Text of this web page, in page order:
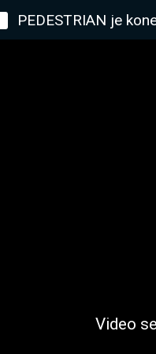
PEDESTRIAN je konečně tady nahoře,
Video